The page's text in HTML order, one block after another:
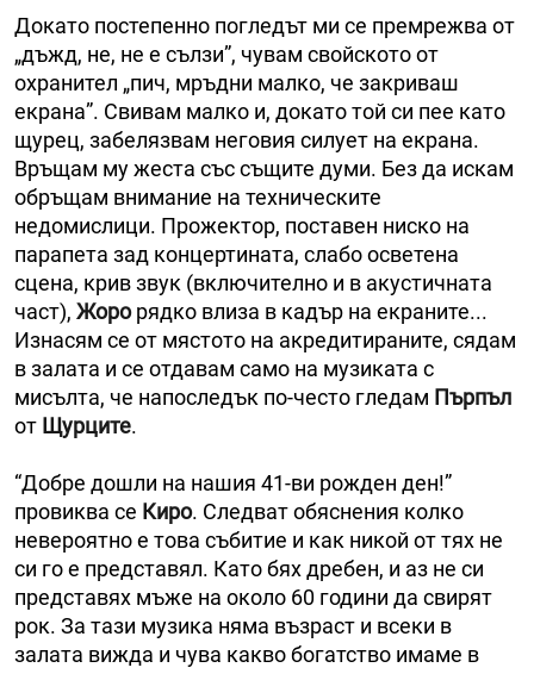
Докато постепенно погледът ми се премрежва от
„дъжд, не, не е сълзи”, чувам свойското от
охранител „пич, мръдни малко, че закриваш
екрана”. Свивам малко и, докато той си пее като
щурец, забелязвам неговия силует на екрана.
Връщам му жеста със същите думи. Без да искам
обръщам внимание на техническите
недомислици. Прожектор, поставен ниско на
парапета зад концертината, слабо осветена
сцена, крив звук (включително и в акустичната
част), Жорорядко влиза в кадър на екраните...
Изнасям се от мястото на акредитираните, сядам
в залата и се отдавам само на музиката с
мисълта, че напоследък по-често гледам Пърпъл
от Щурците.
“Добре дошли на нашия 41-ви рожден ден!”
провиква се Киро. Следват обяснения колко
невероятно е това събитие и как никой от тях не
си го е представял. Като бях дребен, и аз не си
представях мъже на около 60 години да свирят
рок. За тази музика няма възраст и всеки в
залата вижда и чува какво богатство имаме в